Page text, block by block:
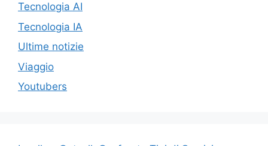
Tecnologia AI
Tecnologia IA
Ultime notizie
Viaggio
Youtubers